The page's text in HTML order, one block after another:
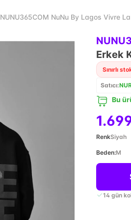
NUNU365COM NuNu By Lagos Vivre
Erkek
Sınırlı
Satıcı:
Bu
RenkSiyah
Beden:M
14 gün